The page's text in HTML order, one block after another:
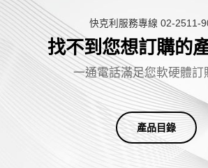
快克利服務專線 02-2511-
找不到您想訂購的
一通電話滿足您軟硬體訂
產品目錄